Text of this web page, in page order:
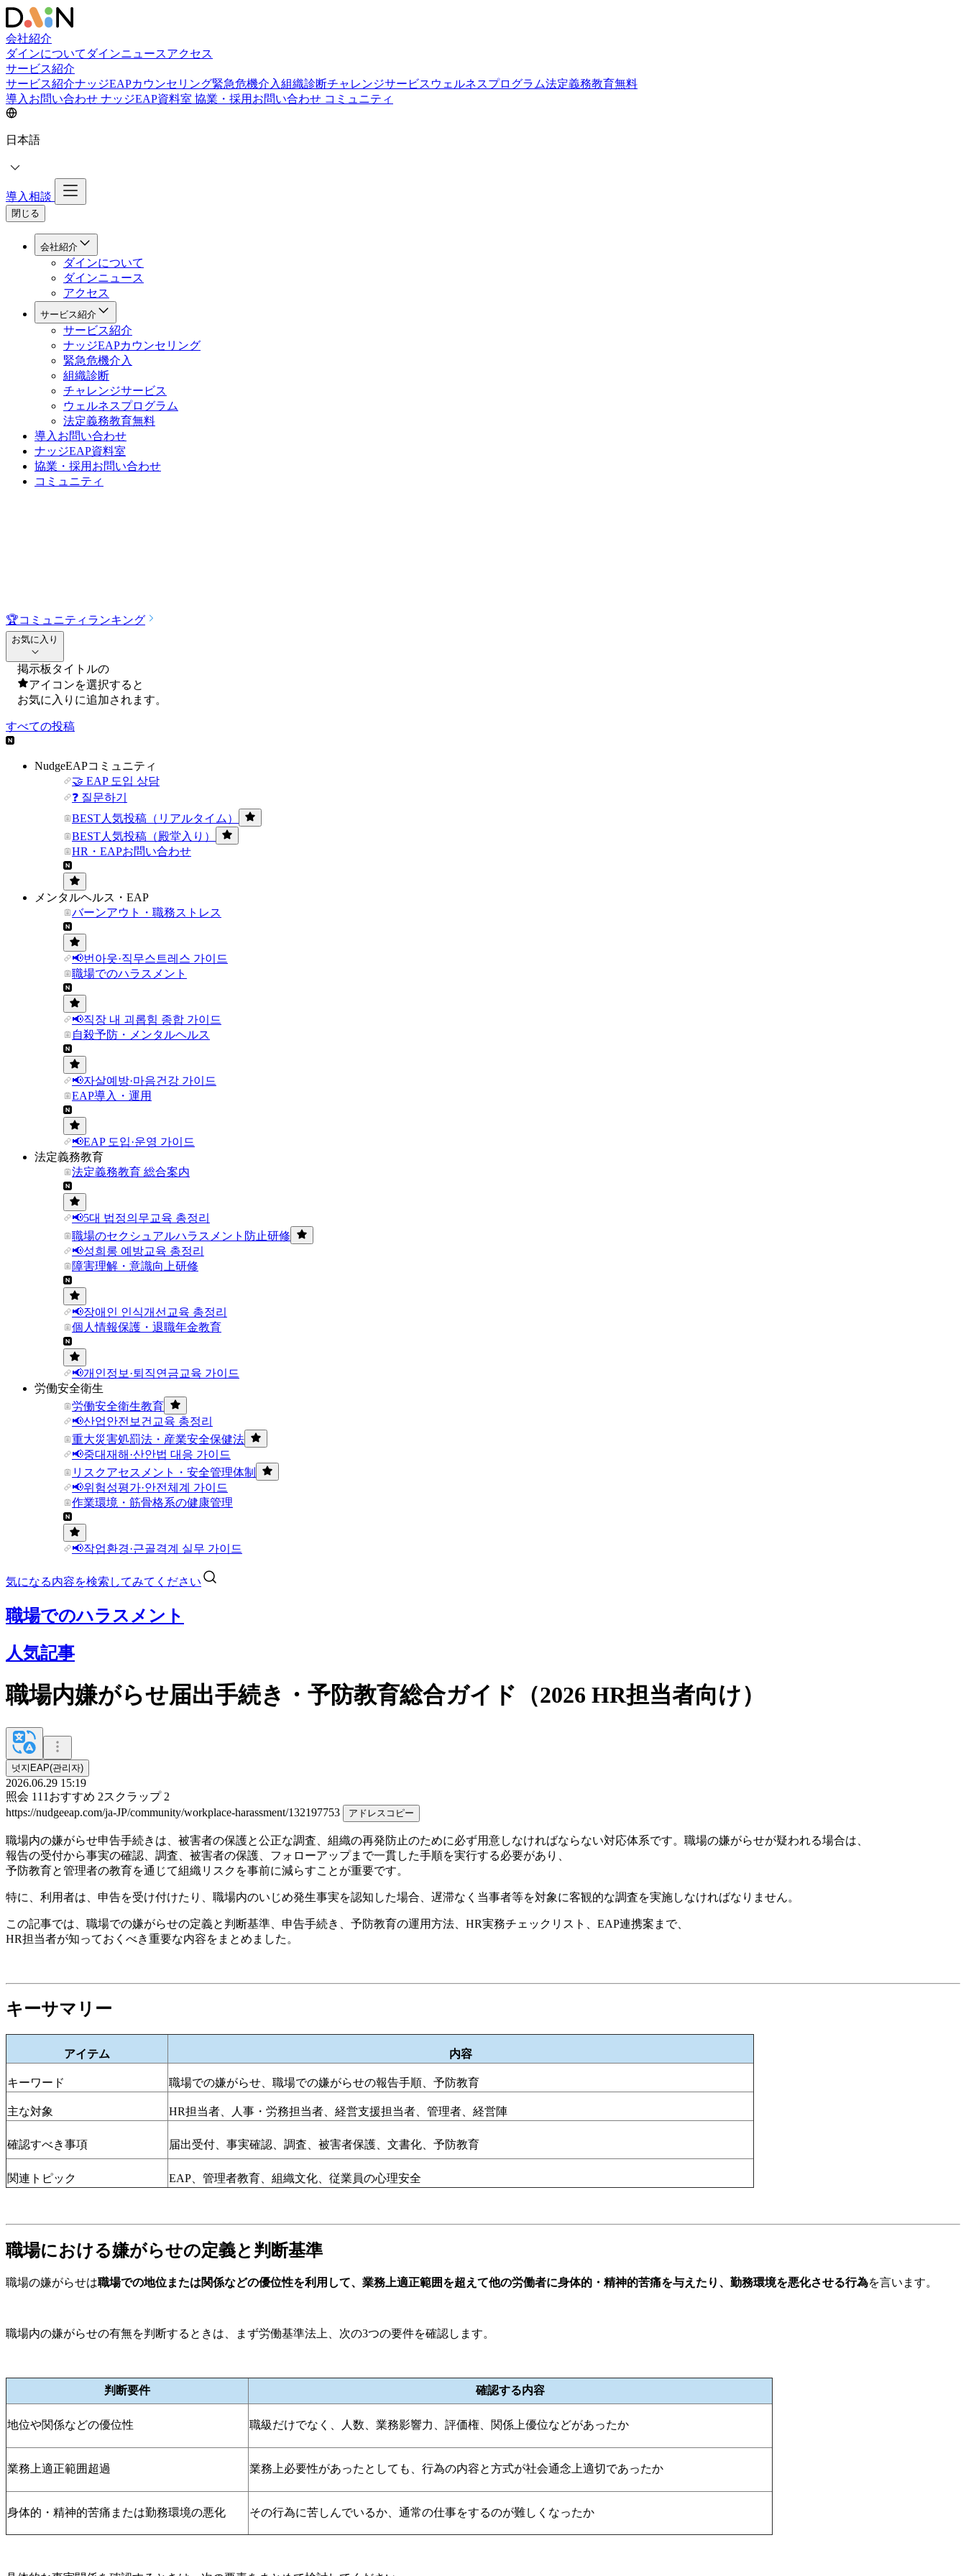
会社紹介
ダインについて ダインニュースアクセス
サービス紹介
サービス紹介ナッジEAPカウンセリング緊急危機介入組織診断チャレンジサービス ウェルネスプログラム法定義務教育無料
導入お問い合わせ ナッジEAP資料室 協業・採用お問い合わせ コミュニティ
日本語
導入相談
閉じる
会社紹介
ダインについて
ダインニュース
アクセス
サービス紹介
サービス紹介
ナッジEAPカウンセリング
緊急危機介入
組織診断
チャレンジサービス
ウェルネスプログラム
法定義務教育無料
導入お問い合わせ
ナッジEAP資料室
協業・採用お問い合わせ
コミュニティ
🏆コミュニティランキング
お気に入り
掲示板タイトルの
アイコンを選択すると
お気に入りに追加されます。
すべての投稿
NudgeEAPコミュニティ
🤝 EAP 도입 상담
❓ 질문하기
BEST人気投稿（リアルタイム）
BEST人気投稿（殿堂入り）
HR・EAPお問い合わせ
メンタルヘルス・EAP
バーンアウト・職務ストレス
📢번아웃·직무스트레스 가이드
職場でのハラスメント
📢직장 내 괴롭힘 종합 가이드
自殺予防・メンタルヘルス
📢자살예방·마음건강 가이드
EAP導入・運用
📢EAP 도입·운영 가이드
法定義務教育
法定義務教育 総合案内
📢5대 법정의무교육 총정리
職場のセクシュアルハラスメント防止研修
📢성희롱 예방교육 총정리
障害理解・意識向上研修
📢장애인 인식개선교육 총정리
個人情報保護・退職年金教育
📢개인정보·퇴직연금교육 가이드
労働安全衛生
労働安全衛生教育
📢산업안전보건교육 총정리
重大災害処罰法・産業安全保健法
📢중대재해·산안법 대응 가이드
リスクアセスメント・安全管理体制
📢위험성평가·안전체계 가이드
作業環境・筋骨格系の健康管理
📢작업환경·근골격계 실무 가이드
気になる内容を検索してみてください
職場でのハラスメント
人気記事
職場内嫌がらせ届出手続き・予防教育総合ガイド（2026 HR担当者向け）
넛지EAP(관리자)
2026.06.29 15:19
照会 111 おすすめ 2スクラップ 2
https://nudgeeap.com/ja-JP/community/workplace-harassment/132197753
アドレスコピー
職場内の嫌がらせ申告手続きは、被害者の保護と公正な調査、組織の再発防止のために必ず用意しなければならない対応体系です。職場の嫌がらせが疑われる場合は、
報告の受付から事実の確認、調査、被害​​者の保護、フォローアップまで一貫した手順を実行する必要があり、
予防教育と管理者の教育を通じて組織リスクを事前に減らすことが重要です。
特に、利用者は、申告を受け付けたり、職場内のいじめ発生事実を認知した場合、遅滞なく当事者等を対象に客観的な調査を実施しなければなりません。
この記事では、職場での嫌がらせの定義と判断基準、申告手続き、予防教育の運用方法、HR実務チェックリスト、EAP連携案まで、
HR担当者が知っておくべき重要な内容をまとめました。
キーサマリー
アイテム 内容
キーワード 職場での嫌がらせ、職場での嫌がらせの報告手順、予防教育
主な対象 HR担当者、人事・労務担当者、経営支援担当者、管理者、経営陣
確認すべき事項 届出受付、事実確認、調査、被害​​者保護、文書化、予防教育
関連トピック EAP、 管理者教育、組織文化、従業員の心理安全
職場における嫌がらせの定義と判断基準
職場の嫌がらせは職場での地位または関係などの優位性を利用して、業務上適正範囲を超えて他の労働者に身体的・精神的苦痛を与えたり、勤務環境を悪化させる行為を言います。
職場内の嫌がらせの有無を判断するときは、まず労働基準法上、次の3つの要件を確認します。
判断要件 確認する内容
地位や関係などの優位性 職級だけでなく、人数、業務影響力、評価権、関係上優位などがあったか
業務上適正範囲超過 業務上必要性があったとしても、行為の内容と方式が社会通念上適切であったか
身体的・精神的苦痛または勤務環境の悪化 その行為に苦しんでいるか、通常の仕事をするのが難しくなったか